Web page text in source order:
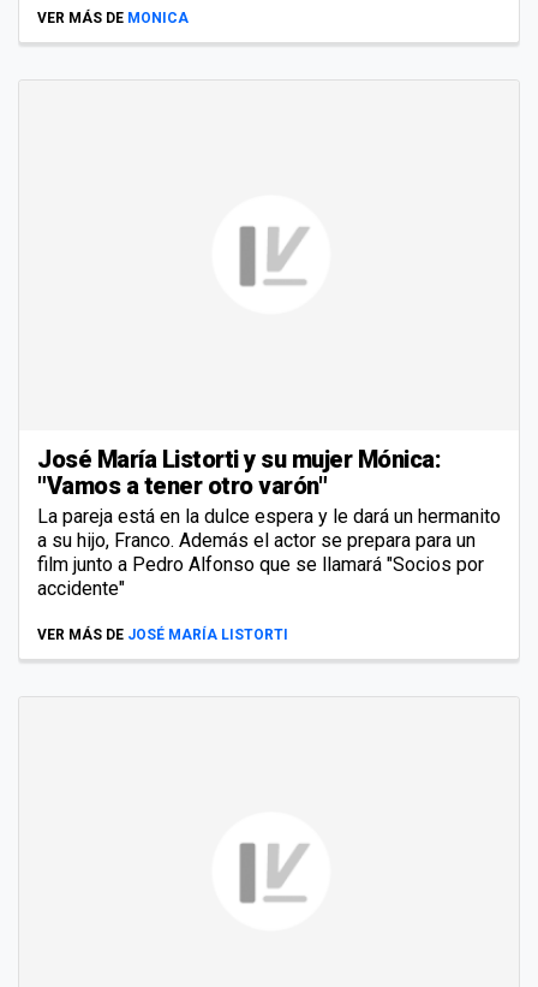
VER MÁS DE MONICA
José María Listorti y su mujer Mónica:
"Vamos a tener otro varón"
La pareja está en la dulce espera y le dará un hermanito
a su hijo, Franco. Además el actor se prepara para un
film junto a Pedro Alfonso que se llamará "Socios por
accidente"
VER MÁS DE JOSÉ MARÍA LISTORTI